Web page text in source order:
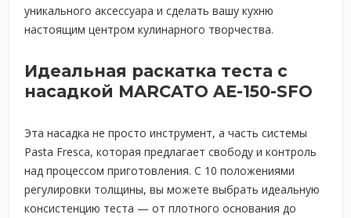
уникального аксессуара и сделать вашу кухню
настоящим центром кулинарного творчества.
Идеальная раскатка теста с
насадкой MARCATO AE-150-SFO
Эта насадка не просто инструмент, а часть системы
Pasta Fresca, которая предлагает свободу и контроль
над процессом приготовления. С 10 положениями
регулировки толщины, вы можете выбрать идеальную
консистенцию теста — от плотного основания до